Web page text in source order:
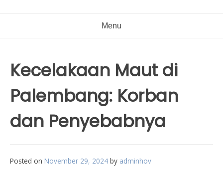
Menu
Kecelakaan Maut di
Palembang: Korban
dan Penyebabnya
Posted on November 29, 2024 by adminhov